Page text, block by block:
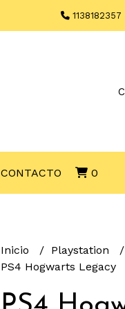
1138182357
CONTACTO 0
Inicio Playstation
PS4 Hogwarts Legacy